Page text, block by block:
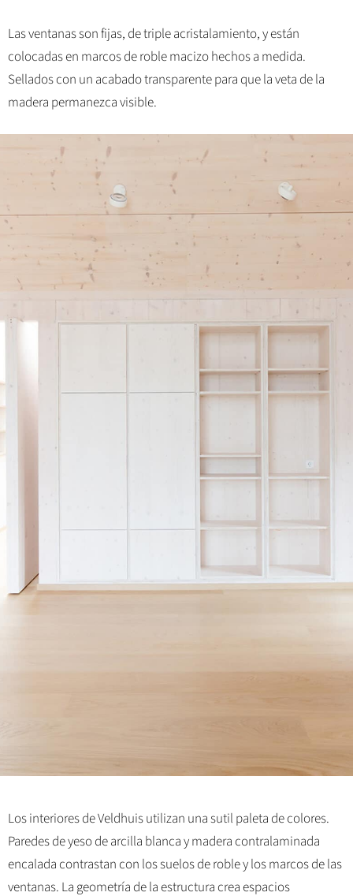
Las ventanas son fijas, de triple acristalamiento, y están
colocadas en marcos de roble macizo hechos a medida.
Sellados con un acabado transparente para que la veta de la
madera permanezca visible.
Los interiores de Veldhuis utilizan una sutil paleta de colores.
Paredes de yeso de arcilla blanca y madera contralaminada
encalada contrastan con los suelos de roble y los marcos de las
ventanas. La geometría de la estructura crea espacios